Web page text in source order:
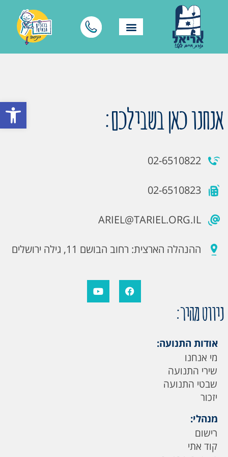
פתח אנחנו כאן בשבילכם:
02-6510822
02-6510823
ARIEL@TARIEL.ORG.IL
ההנהלה הארצית: רחוב הבושם 11, גילה ירושלים
ניווט מהיר:
אודות התנועה:
מי אנחנו
שירי התנועה
שבטי התנועה
יזכור
מנהלי:
רישום
קוד אתי